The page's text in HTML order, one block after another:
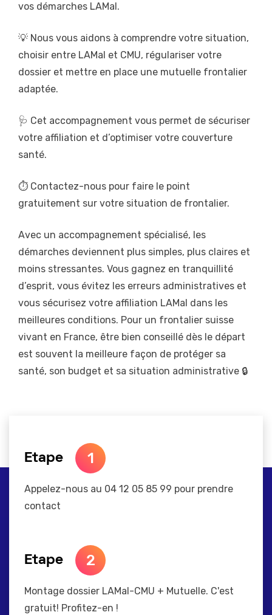
vos démarches LAMal.
💡 Nous vous aidons à comprendre votre situation,
choisir entre LAMal et CMU, régulariser votre
dossier et mettre en place une mutuelle frontalier
adaptée.
🩺 Cet accompagnement vous permet de sécuriser
votre affiliation et d’optimiser votre couverture
santé.
⏱️ Contactez-nous pour faire le point
gratuitement sur votre situation de frontalier.
Avec un accompagnement spécialisé, les
démarches deviennent plus simples, plus claires et
moins stressantes. Vous gagnez en tranquillité
d’esprit, vous évitez les erreurs administratives et
vous sécurisez votre affiliation LAMal dans les
meilleures conditions. Pour un frontalier suisse
vivant en France, être bien conseillé dès le départ
est souvent la meilleure façon de protéger sa
santé, son budget et sa situation administrative 🔒
Etape 1
Appelez-nous au 04 12 05 85 99 pour prendre
contact
Etape 2
Montage dossier LAMal-CMU + Mutuelle. C'est
gratuit! Profitez-en !